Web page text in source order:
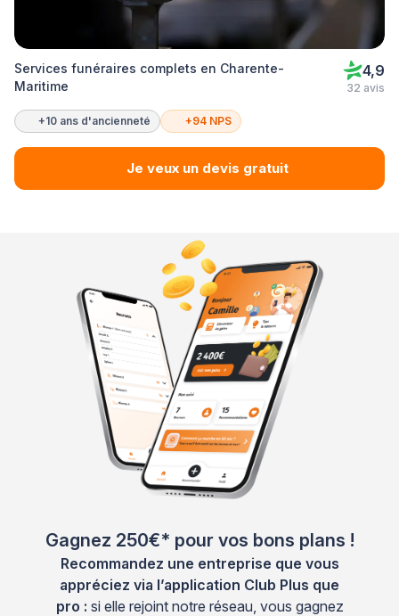
Services funéraires complets en Charente-
Maritime
4,9
32 avis
+10 ans d'ancienneté +94 NPS
Je veux un devis gratuit
Gagnez 250€* pour vos bons plans !
Recommandez une entreprise que vous
appréciez via l’application Club Plus que
pro : si elle rejoint notre réseau, vous gagnez